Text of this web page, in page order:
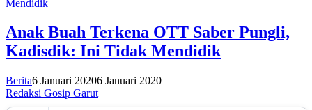
Anak Buah Terkena OTT Saber Pungli,
Kadisdik: Ini Tidak Mendidik
Berita6 Januari 20206 Januari 2020
Redaksi Gosip Garut